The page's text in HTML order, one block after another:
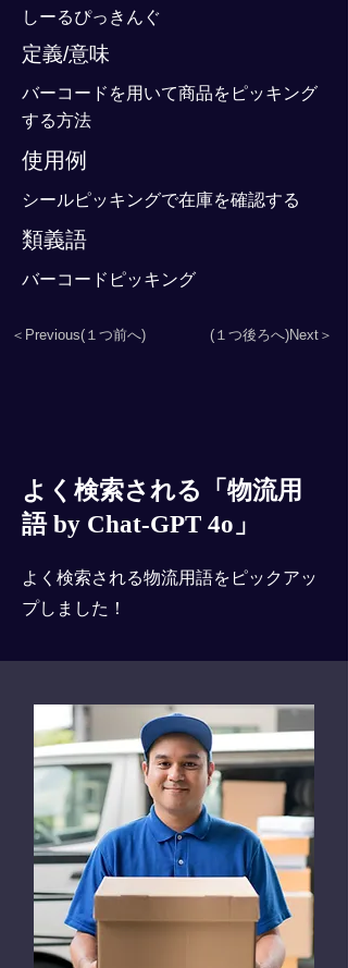
しーるぴっきんぐ
定義/意味
バーコードを用いて商品をピッキング
する方法
使用例
シールピッキングで在庫を確認する
類義語
バーコードピッキング
＜Previous(１つ前へ) (１つ後ろへ)Next＞
よく検索される「物流用
語 by Chat-GPT 4o」
よく検索される物流用語をピックアッ
プしました！